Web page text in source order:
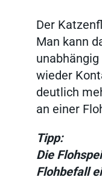
gründen
Mitgliedschaft
Nachhaltigkeit
Der
Man kann
wieder
deutlich
an einer
Tipp:
Die
Flohbefall